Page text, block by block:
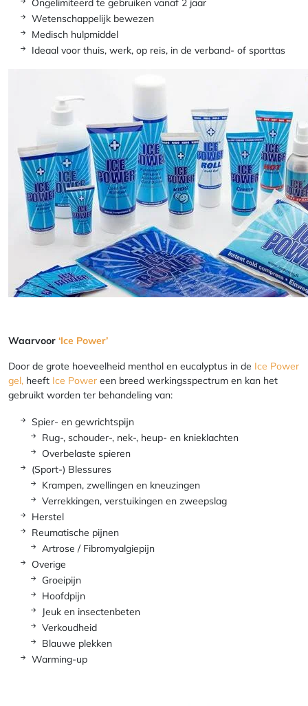
Ongelimiteerd te gebruiken vanaf 2 jaar
Wetenschappelijk bewezen
Medisch hulpmiddel
Ideaal voor thuis, werk, op reis, in de verband- of sporttas
Waarvoor ‘Ice Power’
Door de grote hoeveelheid menthol en eucalyptus in de Ice Power
gel, heeft Ice Power een breed werkingsspectrum en kan het
gebruikt worden ter behandeling van:
Spier- en gewrichtspijn
Rug-, schouder-, nek-, heup- en knieklachten
Overbelaste spieren
(Sport-) Blessures
Krampen, zwellingen en kneuzingen
Verrekkingen, verstuikingen en zweepslag
Herstel
Reumatische pijnen
Artrose / Fibromyalgiepijn
Overige
Groeipijn
Hoofdpijn
Jeuk en insectenbeten
Verkoudheid
Blauwe plekken
Warming-up